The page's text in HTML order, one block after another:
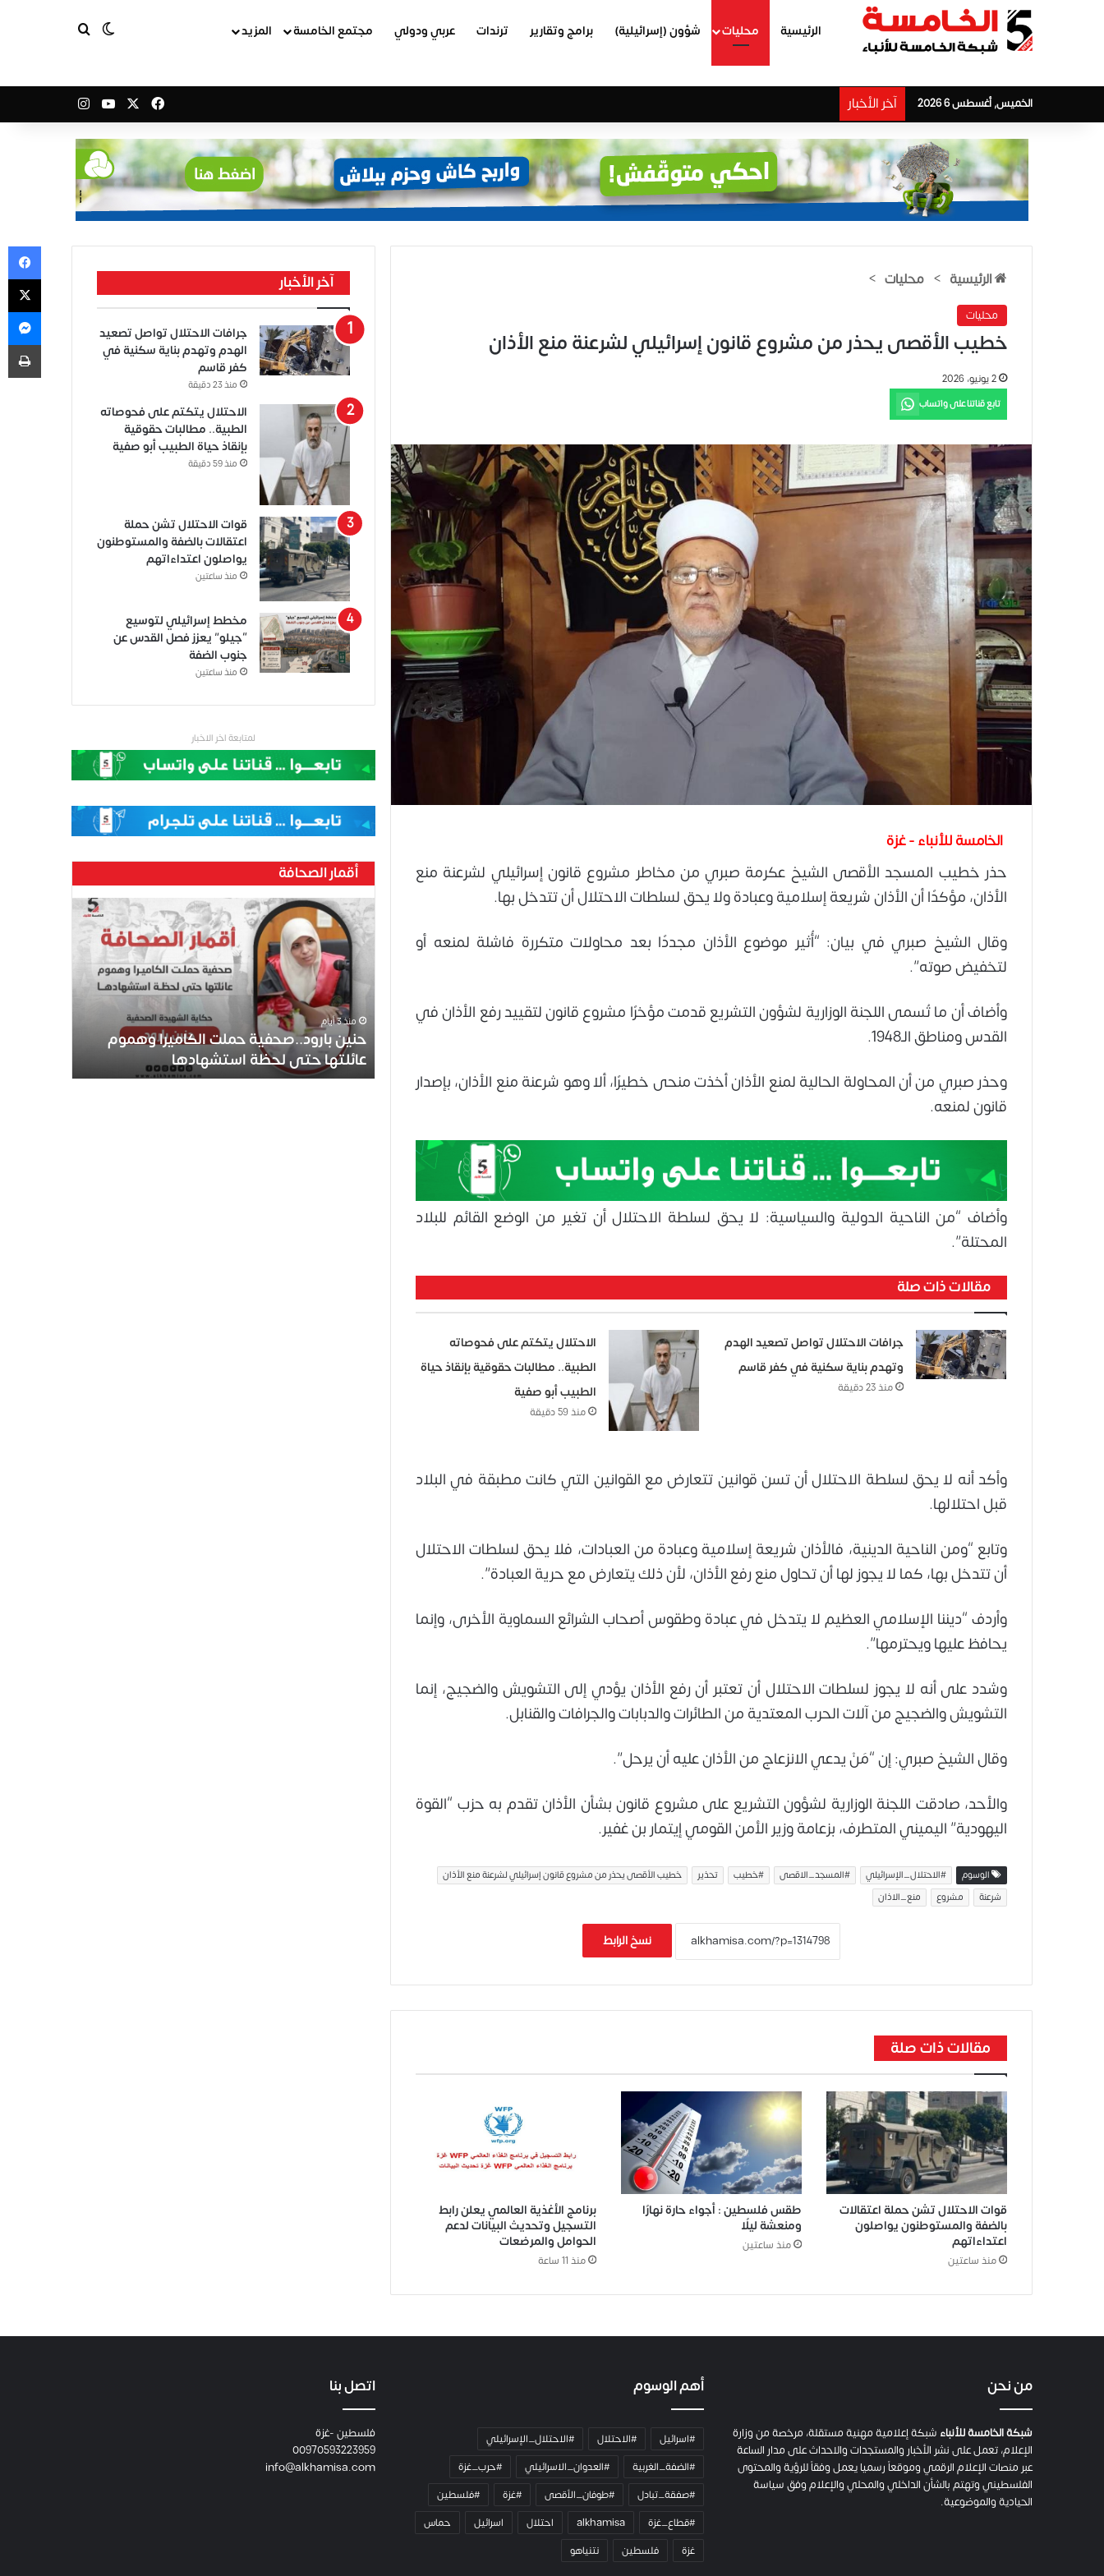
الرئيسية محليات شؤون (إسرائيلية) برامج وتقارير ترندات عربي ودولي مجتمع الخامسة المزيد الوضع المظلم
بحث عن
الخميس, أغسطس 6 2026 آخر الأخبار فيسبوك‫YouTube
انستقرام
الرئيسية > محليات >
محليات
خطيب الأقصى يحذر من مشروع قانون إسرائيلي لشرعنة منع الأذان
2 يونيو، 2026
تابع قناتنا على واتساب
الخامسة للأنباء - غزة
حذر خطيب المسجد الأقصى الشيخ عكرمة صبري من مخاطر مشروع قانون إسرائيلي لشرعنة منع
الأذان، مؤكدًا أن الأذان شريعة إسلامية وعبادة ولا يحق لسلطات الاحتلال أن تتدخل بها.
وقال الشيخ صبري في بيان: “أُثير موضوع الأذان مجددًا بعد محاولات متكررة فاشلة لمنعه أو
لتخفيض صوته”.
وأضاف أن ما تُسمى اللجنة الوزارية لشؤون التشريع قدمت مؤخرًا مشروع قانون لتقييد رفع الأذان في
القدس ومناطق الـ1948.
وحذر صبري من أن المحاولة الحالية لمنع الأذان أخذت منحى خطيرًا، ألا وهو شرعنة منع الأذان، بإصدار
قانون لمنعه.
وأضاف “من الناحية الدولية والسياسية: لا يحق لسلطة الاحتلال أن تغير من الوضع القائم للبلاد
المحتلة”.
مقالات ذات صلة
جرافات الاحتلال تواصل تصعيد الهدم
وتهدم بناية سكنية في كفر قاسم
منذ 23 دقيقة
الاحتلال يتكتم على فحوصاته
الطبية.. مطالبات حقوقية بإنقاذ حياة
الطبيب أبو صفية
منذ 59 دقيقة
وأكد أنه لا يحق لسلطة الاحتلال أن تسن قوانين تتعارض مع القوانين التي كانت مطبقة في البلاد
قبل احتلالها.
وتابع “ومن الناحية الدينية، فالأذان شريعة إسلامية وعبادة من العبادات، فلا يحق لسلطات الاحتلال
أن تتدخل بها، كما لا يجوز لها أن تحاول منع رفع الأذان، لأن ذلك يتعارض مع حرية العبادة”.
وأردف “ديننا الإسلامي العظيم لا يتدخل في عبادة وطقوس أصحاب الشرائع السماوية الأخرى، وإنما
يحافظ عليها ويحترمها”.
وشدد على أنه لا يجوز لسلطات الاحتلال أن تعتبر أن رفع الأذان يؤدي إلى التشويش والضجيج، إنما
التشويش والضجيج من آلات الحرب المعتدية من الطائرات والدبابات والجرافات والقنابل.
وقال الشيخ صبري: إن “مَنْ يدعي الانزعاج من الأذان عليه أن يرحل”.
والأحد، صادقت اللجنة الوزارية لشؤون التشريع على مشروع قانون بشأن الأذان تقدم به حزب “القوة
اليهودية” اليميني المتطرف، بزعامة وزير الأمن القومي إيتمار بن غفير.
الوسوم #الاحتلال_الإسرائيلي #المسجد_الاقصى #خطيب تحذير
خطيب الأقصى يحذر من مشروع قانون إسرائيلي لشرعنة منع الأذان
شرعنة
مشروع منع_الاذان
نسخ الرابط
مقالات ذات صلة
قوات الاحتلال تشن حملة اعتقالات
بالضفة والمستوطنون يواصلون
اعتداءاتهم
منذ ساعتين
طقس فلسطين : أجواء حارة نهارًا
ومنعشة ليلًا
منذ ساعتين
برنامج الأغذية العالمي يعلن رابط
التسجيل وتحديث البيانات لدعم
الحوامل والمرضعات
منذ 11 ساعة
آخر الأخبار
جرافات الاحتلال تواصل تصعيد
الهدم وتهدم بناية سكنية في
كفر قاسم
منذ 23 دقيقة
الاحتلال يتكتم على فحوصاته
الطبية.. مطالبات حقوقية
بإنقاذ حياة الطبيب أبو صفية
منذ 59 دقيقة
قوات الاحتلال تشن حملة
اعتقالات بالضفة والمستوطنون
يواصلون اعتداءاتهم
منذ ساعتين
مخطط إسرائيلي لتوسيع
“جيلو” يعزز فصل القدس عن
جنوب الضفة
منذ ساعتين
لمتابعة اخر الاخبار
أقمار الصحافة
حنين
بارود..صحفية
حملت
الكاميرا
وهموم
عائلتها
لحظة
استشهادها
منذ 3 أيام
حنين بارود..صحفية حملت الكاميرا وهموم
عائلتها حتى لحظة استشهادها
من نحن
شبكة الخامسة للأنباء شبكة إعلامية مهنية مستقلة، مرخصة من وزارة
الإعلام، تعمل على نشر الأخبار والمستجدات والاحداث على مدار الساعة
عبر منصات الإعلام الرقمي وموقعاً رسميا يعمل وفقاً للرؤية والمحتوى
الفلسطيني وتهتم بالشأن الداخلي والمحلي والإعلام وفق سياسة
الحيادية والموضوعية.
أهم الوسوم
#اسرائيل #الاحتلال
#الاحتلال_الإسرائيلي
#الضفة_الغربية
#العدوان_الاسرائيلي
#حرب_غزة
#صفقة_تبادل
#طوفان_الأقصى #غزة
#فلسطين
#قطاع_غزة
alkhamisa احتلال اسرائيل
حماس
غزة
فلسطين نتنياهو
اتصل بنا
فلسطين -غزة
00970593223959
info@alkhamisa.com
‫X